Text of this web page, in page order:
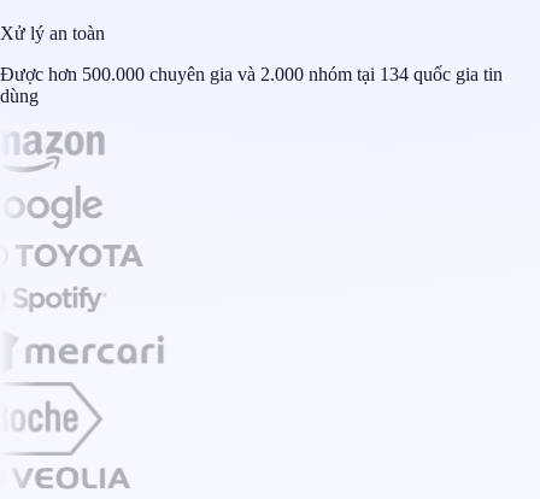
Xử lý an toàn
Được hơn 500.000 chuyên gia và 2.000 nhóm tại 134 quốc gia tin
dùng